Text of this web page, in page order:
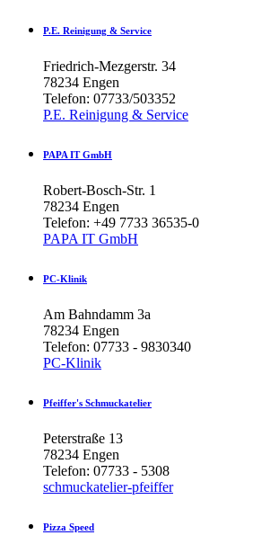
P.E. Reinigung & Service
Friedrich-Mezgerstr. 34
78234 Engen
Telefon: 07733/503352
P.E. Reinigung & Service
PAPA IT GmbH
Robert-Bosch-Str. 1
78234 Engen
Telefon: +49 7733 36535-0
PAPA IT GmbH
PC-Klinik
Am Bahndamm 3a
78234 Engen
Telefon: 07733 - 9830340
PC-Klinik
Pfeiffer's Schmuckatelier
Peterstraße 13
78234 Engen
Telefon: 07733 - 5308
schmuckatelier-pfeiffer
Pizza Speed